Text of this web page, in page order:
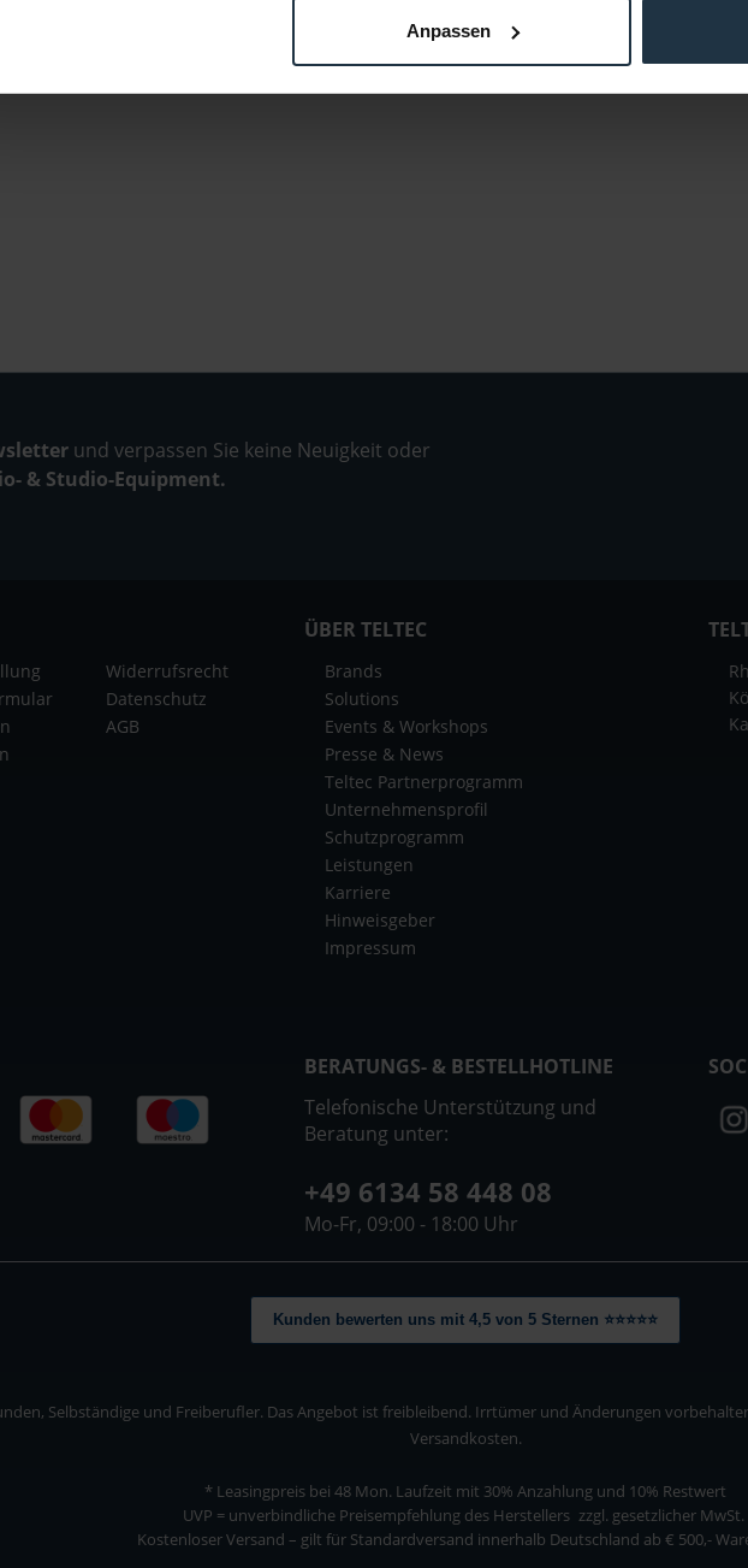
Anpassen
und verpassen Sie keine Neuigkeit oder
& Studio-Equipment.
Widerrufsrecht
Datenschutz
AGB
ÜBER TELTEC
Brands
Solutions
Events & Workshops
Presse & News
Teltec Partnerprogramm
Unternehmensprofil
Schutzprogramm
Leistungen
Karriere
Hinweisgeber
Impressum
BERATUNGS- & BESTELLHOTLINE
Telefonische Unterstützung und
Beratung unter:
+49 6134 58 448 08
Mo-Fr, 09:00 - 18:00 Uhr
Kunden bewerten uns mit 4,5 von 5 Sternen ⭐⭐⭐⭐⭐
Selbständige und Freiberufler. Das Angebot ist freibleibend. Irrtümer und Änderungen
Versandkosten.
* Leasingpreis bei 48 Mon. Laufzeit mit 30% Anzahlung und 10% Restwert
UVP = unverbindliche Preisempfehlung des Herstellers zzgl. gesetzlicher MwSt.
Kostenloser Versand – gilt für Standardversand innerhalb Deutschland ab € 500,-